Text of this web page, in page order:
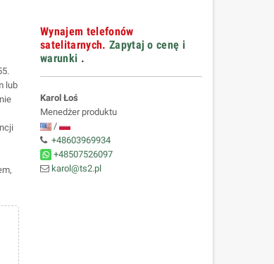
lub
Wynajem telefonów
satelitarnych. Zapytaj o cenę i
warunki .
Karol Łoś
Menedżer produktu
/
+48603969934
+48507526097
karol@ts2.pl